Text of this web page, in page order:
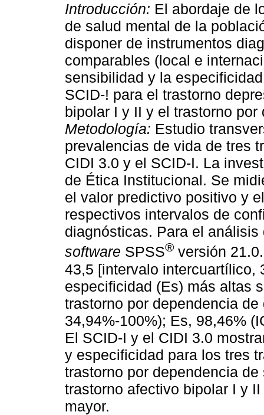
Introducción: El abordaje de
de salud mental de la
disponer de instrumentos
comparables (local e
sensibilidad y la
SCID-! para el trastorno
bipolar I y II y el trastorno
Metodología: Estudio
prevalencias de vida de tres
CIDI 3.0 y el SCID-I. La
de Ética Institucional. Se
el valor predictivo positivo y
respectivos intervalos de
diagnósticas. Para el
software SPSS® versión
43,5 [intervalo intercuartílico,
especificidad (Es) más altas
trastorno por dependencia
34,94%-100%); Es, 98,46%
El SCID-I y el CIDI 3.0
y especificidad para los tres
trastorno por dependencia
trastorno afectivo bipolar I y
mayor.